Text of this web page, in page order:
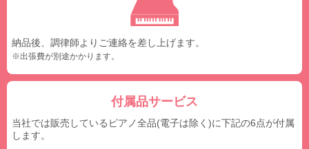
納品後、調律師よりご連絡を差し上げます。
※出張費が別途かかります。
付属品サービス
当社では販売しているピアノ全品(電子は除く)に下記の6点が付属
します。